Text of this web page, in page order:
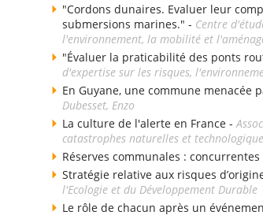
"Cordons dunaires. Evaluer leur
submersions marines." - Centre
l'environnement, la mobilité et
"Évaluer la praticabilité des ponts
d'expertise sur les risques,
En Guyane, une commune
Dubesset, Enzo
La culture de l'alerte en France -
catastrophes naturelles et
Réserves communales :
Stratégie relative aux risques
l'Ecologie et du Développement Durable
Le rôle de chacun après un